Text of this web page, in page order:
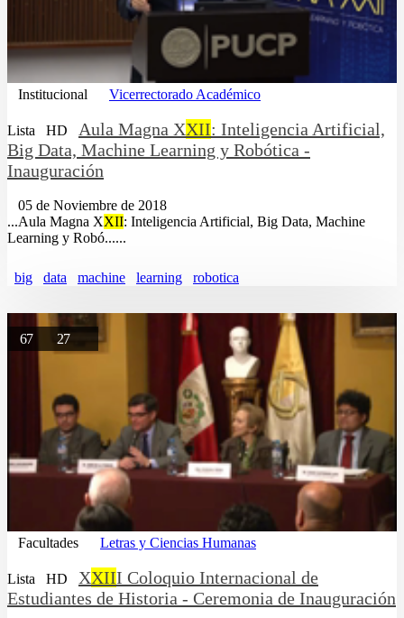
Institucional Vicerrectorado Académico
Lista HD Aula Magna XXII: Inteligencia Artificial,
Big Data, Machine Learning y Robótica -
Inauguración
05 de Noviembre de 2018
...Aula Magna XXII: Inteligencia Artificial, Big Data, Machine
Learning y Robó......
big data machine learning robotica
67 27
Facultades Letras y Ciencias Humanas
Lista HD XXIII Coloquio Internacional de
Estudiantes de Historia - Ceremonia de Inauguración